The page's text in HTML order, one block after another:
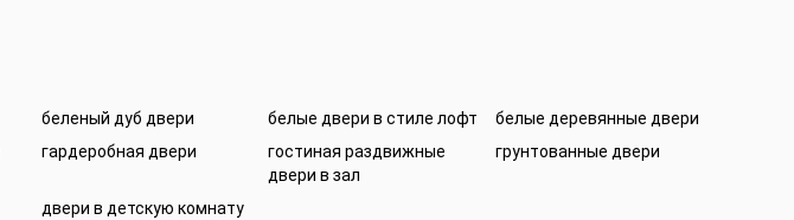
беленый дуб двери белые двери в стиле лофт
белые деревянные двери
гардеробная двери
гостиная раздвижные
двери в зал
грунтованные двери
двери в детскую комнату